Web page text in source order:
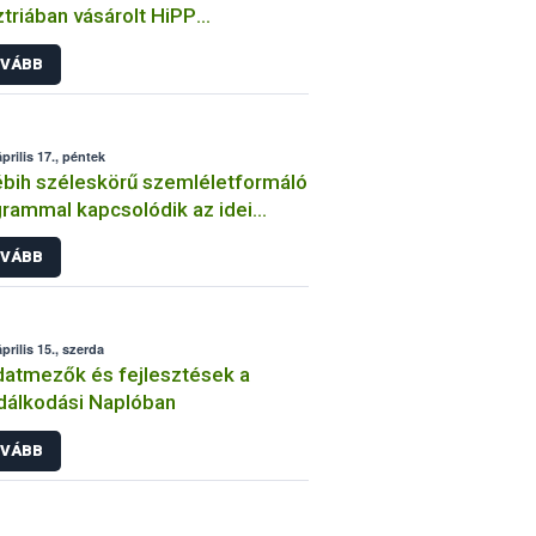
vásárolt HiPP
burgonya” bébiételeknél!
17., péntek
széleskörű szemléletformáló
kapcsolódik az idei
Témahéthez
15., szerda
és fejlesztések a
Naplóban